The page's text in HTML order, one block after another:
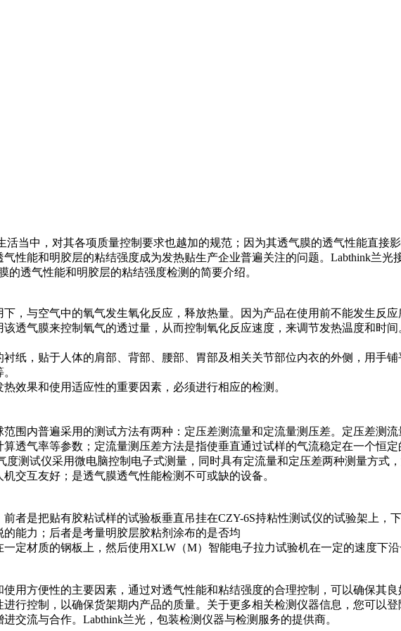
当中，对其各项质量控制要求也越加的规范；因为其透气膜的透气性能直接
性能和明胶层的粘结强度成为发热贴生产企业普遍关注的问题。Labthink兰光
透气性能和明胶层的粘结强度检测的简要介绍。
，与空气中的氧气发生氧化反应，释放热量。因为产品在使用前不能发生反
透气膜来控制氧气的透过量，从而控制氧化反应速度，来调节发热温度和时
纸，贴于人体的肩部、背部、腰部、胃部及相关关节部位内衣的外侧，用手
效果和使用适应性的重要因素，必须进行相应的检测。
围内普遍采用的测试方法有两种：定压差测流量和定流量测压差。定压差测
透气率等参数；定流量测压差方法是指使垂直通过试样的气流稳定在一个恒
测试仪采用微电脑控制电子式测量，同时具有定流量和定压差两种测量方式
交互友好；是透气膜透气性能检测不可或缺的设备。
者是把贴有胶粘试样的试验板垂直吊挂在CZY-6S持粘性测试仪的试验架上，
能力；后者是考量明胶层胶粘剂涂布的是否均
定材质的钢板上，然后使用XLW（M）智能电子拉力试验机在一定的速度下
用方便性的主要因素，通过对透气性能和粘结强度的合理控制，可以确保其
行控制，以确保货架期内产品的质量。关于更多相关检测仪器信息，您可以登
交流与合作。Labthink兰光，包装检测仪器与检测服务的提供商。